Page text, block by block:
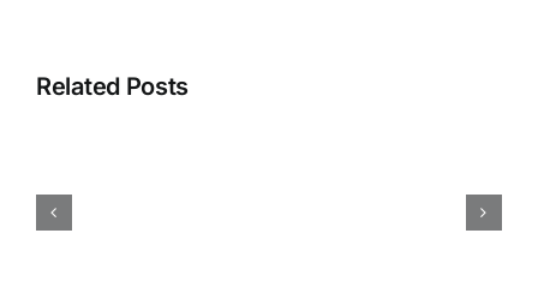
Related Posts